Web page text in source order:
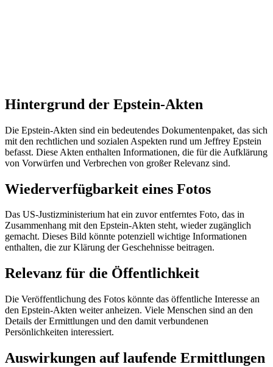
Hintergrund der Epstein-Akten
Die Epstein-Akten sind ein bedeutendes Dokumentenpaket, das sich
mit den rechtlichen und sozialen Aspekten rund um Jeffrey Epstein
befasst. Diese Akten enthalten Informationen, die für die Aufklärung
von Vorwürfen und Verbrechen von großer Relevanz sind.
Wiederverfügbarkeit eines Fotos
Das US-Justizministerium hat ein zuvor entferntes Foto, das in
Zusammenhang mit den Epstein-Akten steht, wieder zugänglich
gemacht. Dieses Bild könnte potenziell wichtige Informationen
enthalten, die zur Klärung der Geschehnisse beitragen.
Relevanz für die Öffentlichkeit
Die Veröffentlichung des Fotos könnte das öffentliche Interesse an
den Epstein-Akten weiter anheizen. Viele Menschen sind an den
Details der Ermittlungen und den damit verbundenen
Persönlichkeiten interessiert.
Auswirkungen auf laufende Ermittlungen